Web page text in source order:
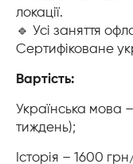
локації.
🔹 Усі заняття
Сертифіковане
Вартість:
Українська мова
тиждень);
Історія – 1600